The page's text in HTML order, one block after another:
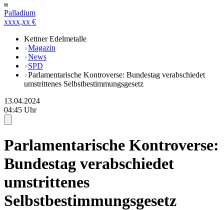
Palladium
xxxx,xx €
Kettner Edelmetalle
Magazin
News
SPD
Parlamentarische Kontroverse: Bundestag verabschiedet
umstrittenes Selbstbestimmungsgesetz
13.04.2024
04:45 Uhr
Parlamentarische Kontroverse:
Bundestag verabschiedet
umstrittenes
Selbstbestimmungsgesetz